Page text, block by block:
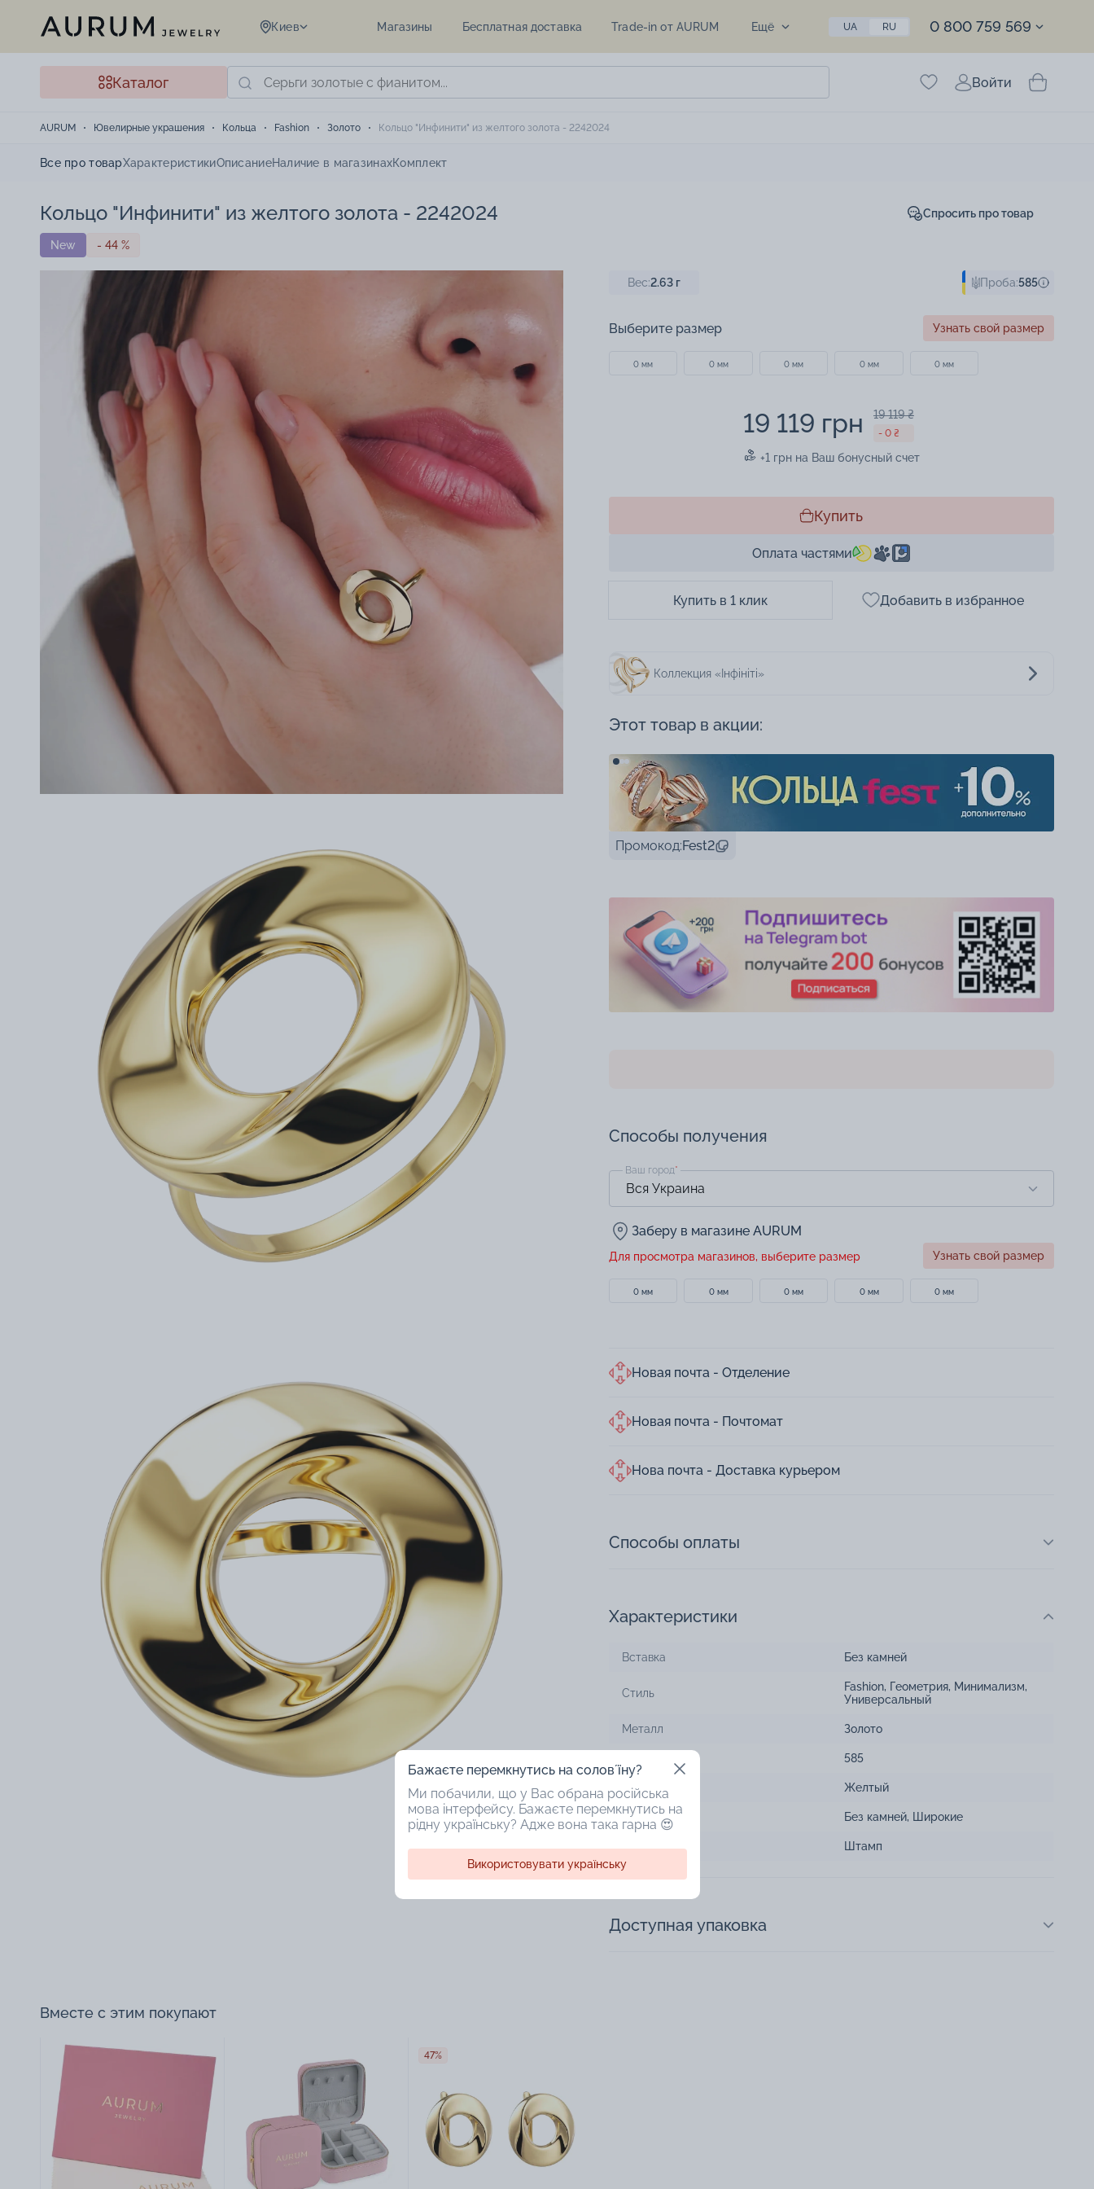
Киев Магазины Бесплатная доставка Trade-in от AURUM Ещё UA RU 0 800 759 569
Каталог Войти
AURUM Ювелирные украшения Кольца Fashion Золото Кольцо "Инфинити" из желтого золота - 2242024
Все про товарХарактеристикиОписаниеНаличие в магазинахКомплект
Кольцо "Инфинити" из желтого золота - 2242024
New - 44 %
Спросить про товар
Вес:2.63 г Проба:585
Выберите размер Узнать свой размер
0 мм 0 мм 0 мм 0 мм 0 мм
19 119 грн 19 119 ₴
- 0 ₴
+1 грн на Ваш бонусный счет
Купить
Оплата частями
Купить в 1 клик Добавить в избранное
Коллекция «Інфініті»
Этот товар в акции:
Промокод:Fest2
Способы получения
Ваш город*
Заберу в магазине AURUM
Для просмотра магазинов, выберите размер Узнать свой размер
0 мм 0 мм 0 мм 0 мм 0 мм
Новая почта - Отделение
Новая почта - Почтомат
Нова почта - Доставка курьером
Способы оплаты
Характеристики
Вставка Без камней
Стиль Fashion, Геометрия, Минимализм,
Универсальный
Металл Золото
585
Цвет металла Желтый
Дизайн Без камней, Широкие
Технология Штамп
Доступная упаковка
Вместе с этим покупают
47%
Бажаєте перемкнутись на соловʼїну?
Ми побачили, що у Вас обрана російська
мова інтерфейсу. Бажаєте перемкнутись на
рідну українську? Адже вона така гарна 😍
Використовувати українську